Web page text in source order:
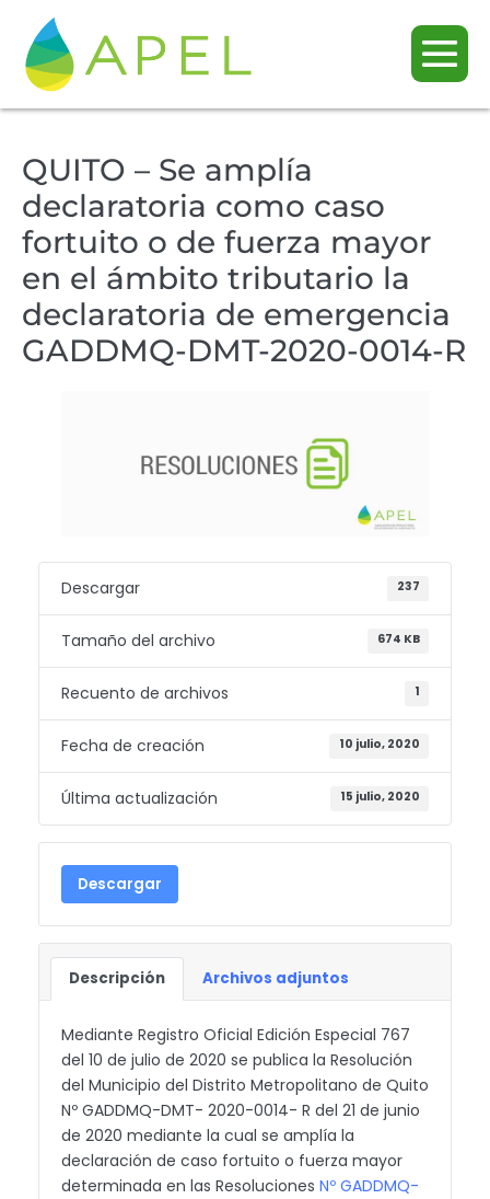
QUITO – Se amplía
declaratoria como caso
fortuito o de fuerza mayor
en el ámbito tributario la
declaratoria de emergencia
GADDMQ-DMT-2020-0014-R
Descargar 237
Tamaño del archivo 674 KB
Recuento de archivos 1
Fecha de creación 10 julio, 2020
Última actualización 15 julio, 2020
Descargar
Descripción Archivos adjuntos
Mediante Registro Oficial Edición Especial 767
del 10 de julio de 2020 se publica la Resolución
del Municipio del Distrito Metropolitano de Quito
Nº GADDMQ-DMT- 2020-0014- R del 21 de junio
de 2020 mediante la cual se amplía la
declaración de caso fortuito o fuerza mayor
determinada en las Resoluciones Nº GADDMQ-